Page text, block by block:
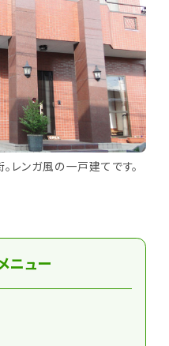
レンガ風の一戸建てです。
ニュー